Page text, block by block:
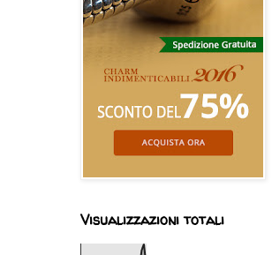
Visualizzazioni totali